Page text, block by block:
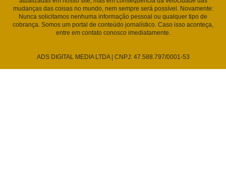
mudanças das coisas no mundo, nem sempre será possível. Novamente:
Nunca solicitamos nenhuma informação pessoal ou qualquer tipo de
cobrança. Somos um portal de conteúdo jornalístico. Caso isso aconteça,
entre em contato conosco imediatamente.
ADS DIGITAL MEDIA LTDA | CNPJ: 47.588.797/0001-53